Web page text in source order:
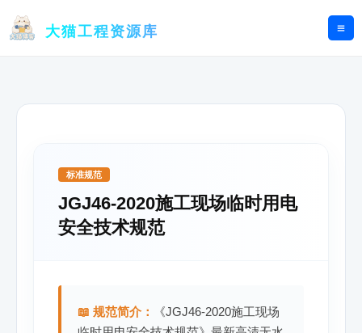
大猫工程资源库
标准规范
JGJ46-2020施工现场临时用电
安全技术规范
📖 规范简介：
《JGJ46-2020施工现场